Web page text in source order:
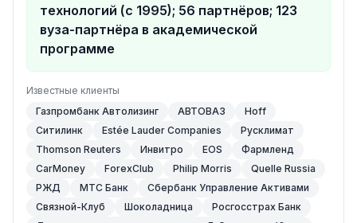
технологий (с 1995); 56 партнёров; 123
вуза-партнёра в академической
программе
Известные клиенты
Газпромбанк Автолизинг
АВТОВАЗ
Hoff
Ситилинк
Estée Lauder Сompanies
Русклимат
Thomson Reuters
Инвитро EOS
Фармленд
CarMoney
ForexClub Philip Morris
Quelle Russia
РЖД
МТС Банк
Сбербанк Управление Активами
Связной-Клуб
Шоколадница
Росгосстрах Банк